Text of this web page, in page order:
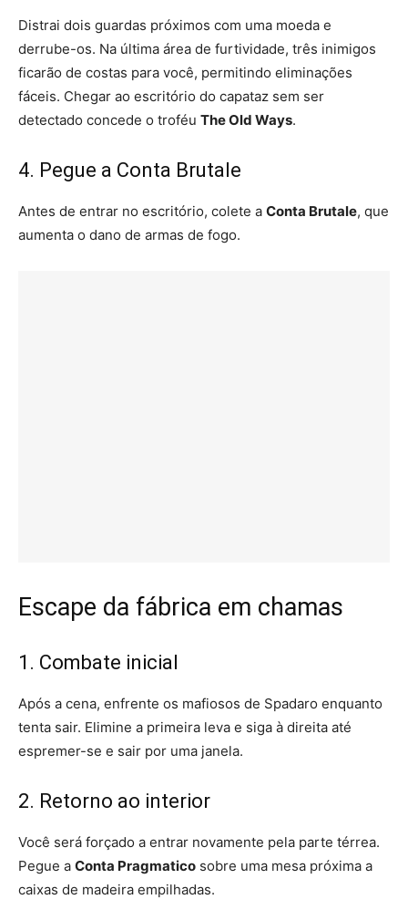
Distrai dois guardas próximos com uma moeda e
derrube-os. Na última área de furtividade, três inimigos
ficarão de costas para você, permitindo eliminações
fáceis. Chegar ao escritório do capataz sem ser
detectado concede o troféu The Old Ways.
4. Pegue a Conta Brutale
Antes de entrar no escritório, colete a Conta Brutale, que
aumenta o dano de armas de fogo.
Escape da fábrica em chamas
1. Combate inicial
Após a cena, enfrente os mafiosos de Spadaro enquanto
tenta sair. Elimine a primeira leva e siga à direita até
espremer-se e sair por uma janela.
2. Retorno ao interior
Você será forçado a entrar novamente pela parte térrea.
Pegue a Conta Pragmatico sobre uma mesa próxima a
caixas de madeira empilhadas.